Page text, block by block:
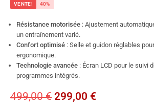
VENTE! 40%
Résistance motorisée : Ajustement
un entraînement varié.
Confort optimisé : Selle et guidon réglables
ergonomique.
Technologie avancée : Écran LCD pour le suivi
programmes intégrés.
499,00€ 299,00 €